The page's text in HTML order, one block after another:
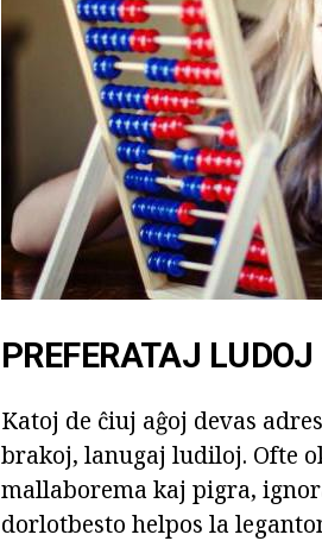
PREFERATAJ LUDOJ
Katoj de ĉiuj aĝoj devas
brakoj, lanugaj ludiloj. Ofte
mallaborema kaj pigra,
dorlotbesto helpos la